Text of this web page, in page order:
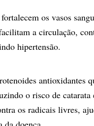
os vasos
a circulação,
hipertensão.
antioxidantes
o risco de catarata
os radicais livres,